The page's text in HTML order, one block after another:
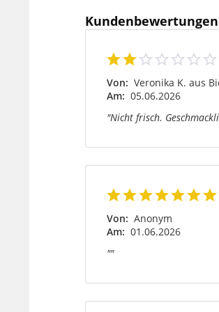
Von: Veronika K. aus
Am: 05.06.2026
"Nicht frisch.
Von: Anonym
Am: 01.06.2026
""